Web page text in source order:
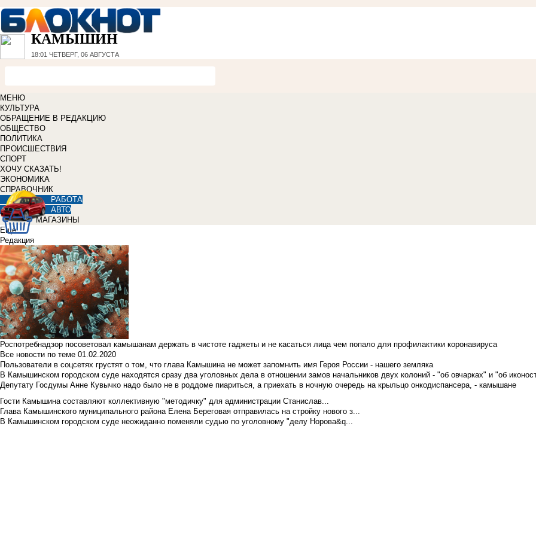
КАМЫШИН
18:01 ЧЕТВЕРГ, 06 АВГУСТА
МЕНЮ
КУЛЬТУРА
ОБРАЩЕНИЕ В РЕДАКЦИЮ
ОБЩЕСТВО
ПОЛИТИКА
ПРОИСШЕСТВИЯ
СПОРТ
ХОЧУ СКАЗАТЬ!
ЭКОНОМИКА
СПРАВОЧНИК
РАБОТА
АВТО
МАГАЗИНЫ
Еще
Редакция
Роспотребнадзор посоветовал камышанам держать в чистоте гаджеты и не касаться лица чем попало для профилактики коронавируса
Все новости по теме 01.02.2020
Пользователи в соцсетях грустят о том, что глава Камышина не может запомнить имя Героя России - нашего земляка
В Камышинском городском суде находятся сразу два уголовных дела в отношении замов начальников двух колоний - "об овчарках" и "об
Депутату Госдумы Анне Кувычко надо было не в роддоме пиариться, а приехать в ночную очередь на крыльцо онкодиспансера, - камышане
Гости Камышина составляют коллективную "методичку" для администрации Станислав...
Глава Камышинского муниципального района Елена Береговая отправилась на стройку нового з...
В Камышинском городском суде неожиданно поменяли судью по уголовному "делу Норова&q...